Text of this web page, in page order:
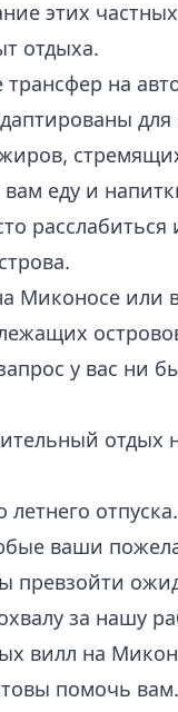
этих частных
отдыха.
на
для
еду и
расслабиться
Миконосе или
у вас ни
отдых
летнего
ваши
превзойти
за нашу
вилл на
помочь